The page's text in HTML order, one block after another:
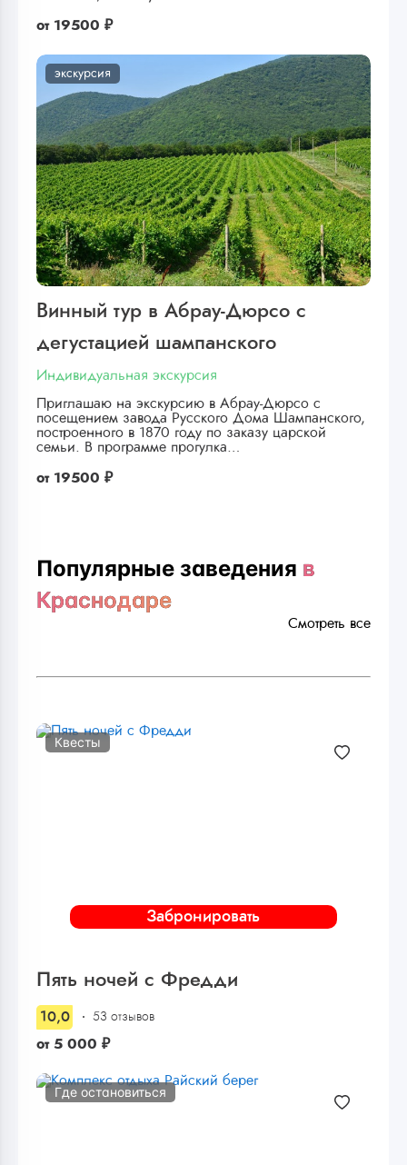
от 19500 ₽
экскурсия
Винный тур в Абрау-Дюрсо с
дегустацией шампанского
Индивидуальная экскурсия
Приглашаю на экскурсию в Абрау-Дюрсо с
посещением завода Русского Дома Шампанского,
построенного в 1870 году по заказу царской
семьи. В программе прогулка…
от 19500 ₽
Популярные заведения в
Краснодаре
Смотреть все
Забронировать
Квесты
Пять ночей с Фредди
10,0 53 отзывов
от 5 000 ₽
Где остановиться